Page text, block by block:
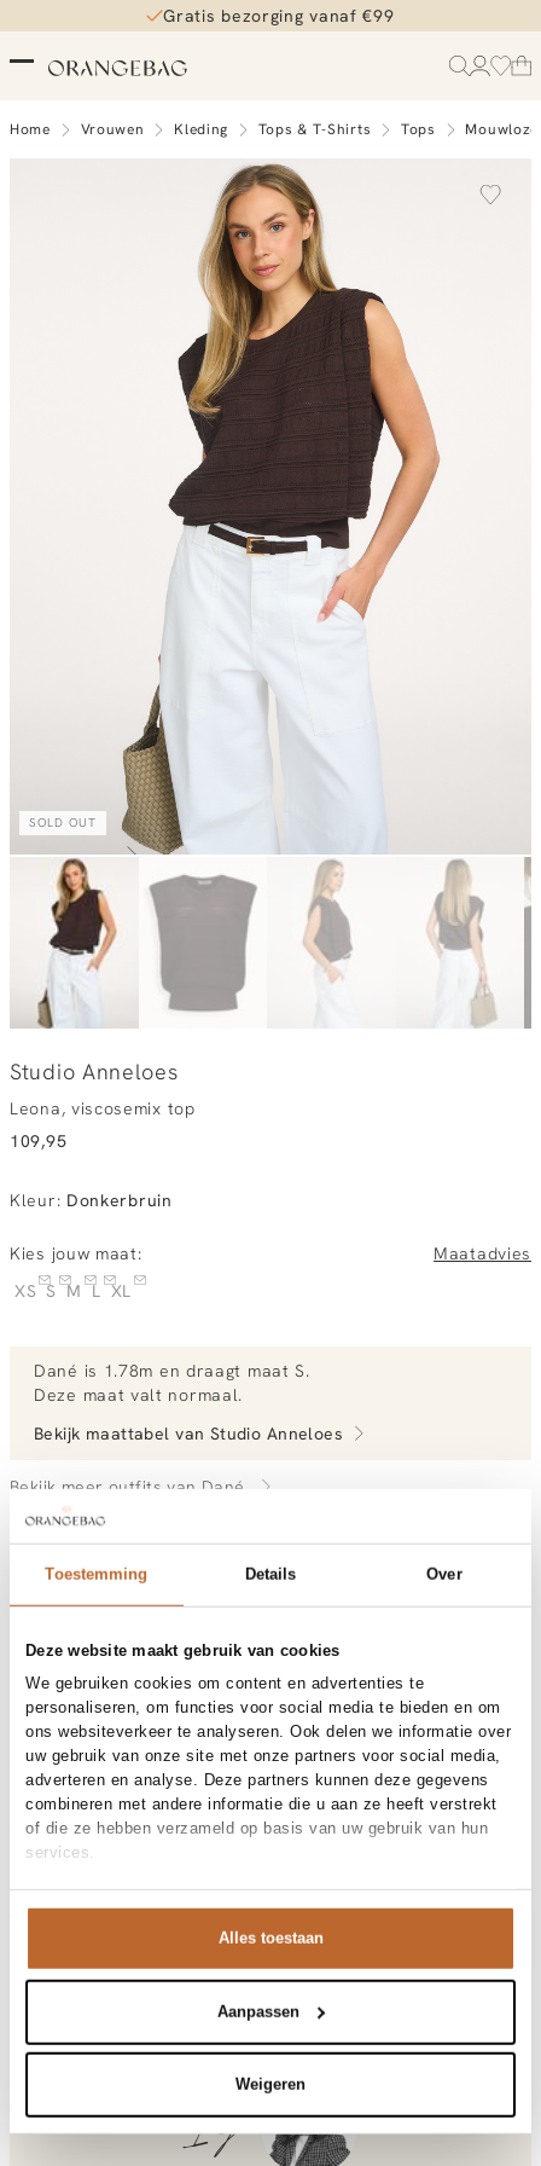
Toestemming Details Over
Deze website maakt gebruik van cookies
We gebruiken cookies om content en advertenties te
personaliseren, om functies voor social media te bieden en om
ons websiteverkeer te analyseren. Ook delen we informatie over
uw gebruik van onze site met onze partners voor social media,
adverteren en analyse. Deze partners kunnen deze gegevens
combineren met andere informatie die u aan ze heeft verstrekt
of die ze hebben verzameld op basis van uw gebruik van hun
services.
Alles toestaan
Aanpassen
Weigeren
Gratis bezorging vanaf €99
Home Vrouwen Kleding Tops & T-Shirts Tops
SOLD OUT
Studio Anneloes
Leona, viscosemix top
109,95
Kleur: Donkerbruin
Kies jouw maat:
Maatadvies
XS S M L XL
Dané is 1.78m en draagt maat S.
Deze maat valt normaal.
Bekijk maattabel van Studio Anneloes
Bekijk meer outfits van Dané
Vandaag besteld, dinsdag gratis in huis
Gratis bezorging vanaf €99
Materiaal en verzorging
Fabric
Fabric:
Materiaal
Viscose
Reiniging
30°C machine wash
Maat en pasvorm
Maatadvies
Deze maat valt normaal
Pasvorm
Productdetails
Leona knitted top
Variantnummer
8700
Variantnaam
espresso
00035937
Patroon
Effen
Schoudervulling
Leona, viscosemix top
Bij Orangebag ontvang je gratis verzending vanaf €99. Alle
bestellingen worden verzonden met een track & trace-code,
zodat je jouw pakket altijd kunt volgen. Bestel je voor 21:45
verzonden!
het plaatsen van een bestelling? Onze klantenservice staat
Shop the look
Ilja